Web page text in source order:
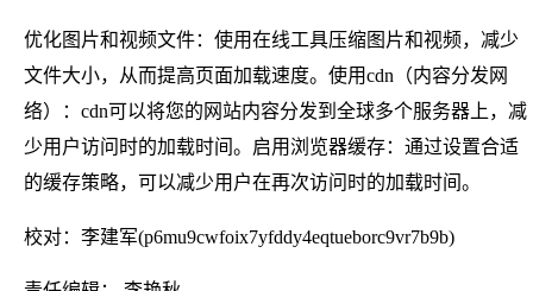
优化图片和视频文件：使用在线工具压缩图片和视频，减少
文件大小，从而提高页面加载速度。使用cdn（内容分发网
络）：cdn可以将您的网站内容分发到全球多个服务器上，减
少用户访问时的加载时间。启用浏览器缓存：通过设置合适
的缓存策略，可以减少用户在再次访问时的加载时间。
校对：李建军(p6mu9cwfoix7yfddy4eqtueborc9vr7b9b)